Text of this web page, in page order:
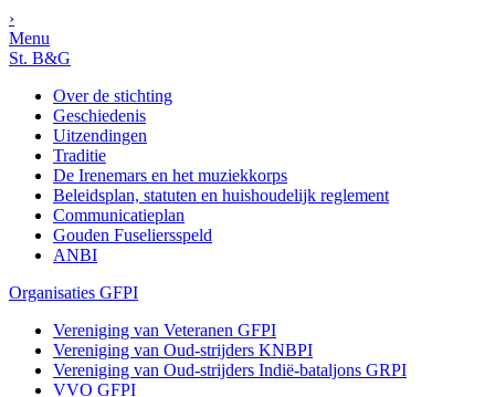
›
Menu
St. B&G
Over de stichting
Geschiedenis
Uitzendingen
Traditie
De Irenemars en het muziekkorps
Beleidsplan, statuten en huishoudelijk reglement
Communicatieplan
Gouden Fuseliersspeld
ANBI
Organisaties GFPI
Vereniging van Veteranen GFPI
Vereniging van Oud-strijders KNBPI
Vereniging van Oud-strijders Indië-bataljons GRPI
VVO GFPI